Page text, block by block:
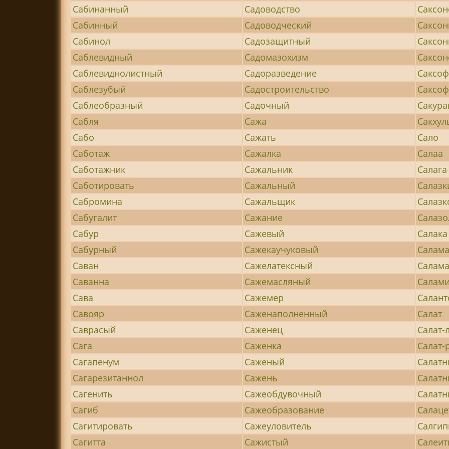
Сабинанный Садоводство
Сабинный
Садоводческий
Сабинол
Садозащитный
Саблевидный
Садомазохизм
Саблевиднолистный
Садоразведение
Саблезубый
Садостроительство
Саблеобразный
Садочный
Сабля
Сажа
Сабо
Сажать
Сало
Саботаж
Сажалка
Салаа
Саботажник
Сажальник
Салага
Саботировать
Сажальный
Сабромина
Сажальщик
Сабугалит
Сажание
Сабур
Сажевый
Салака
Сабурный
Сажекаучуковый
Саван
Сажелатексный
Саванна
Сажемасляный
Сава
Сажемер
Савояр
Саженаполненный
Салат
Саврасый
Саженец
Салат-
Сага
Саженка
Сагапенум
Саженый
Сагарезитаннол
Сажень
Сагенить
Сажеобдувочный
Сагиб
Сажеобразование
Сагитировать
Сажеуловитель
Сагитта
Сажистый